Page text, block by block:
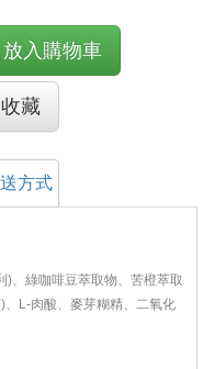
放入購物車
藏
方式
、綠咖啡豆萃取物、苦橙萃取
L-肉酸、麥芽糊精、二氧化